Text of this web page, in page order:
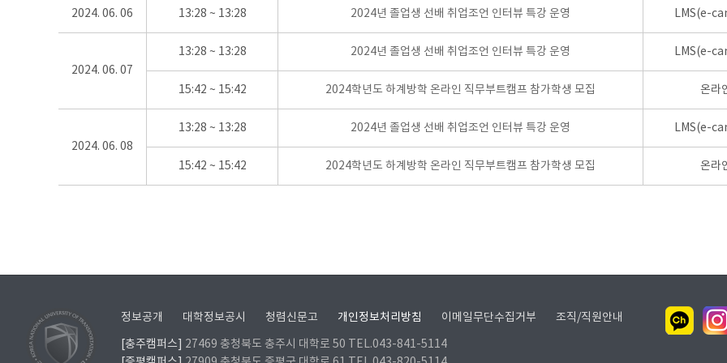
2024. 06. 06 13:28 ~ 13:28 2024년 졸업생 선배 취업조언 인터뷰 특강 운영 LMS(e-
2024. 06. 07
13:28 ~ 13:28 2024년 졸업생 선배 취업조언 인터뷰 특강 운영 LMS(e-
15:42 ~ 15:42 2024학년도 하계방학 온라인 직무부트캠프 참가학생 모집 온라
2024. 06. 08
13:28 ~ 13:28 2024년 졸업생 선배 취업조언 인터뷰 특강 운영 LMS(e-
15:42 ~ 15:42 2024학년도 하계방학 온라인 직무부트캠프 참가학생 모집 온라
정보공개 대학정보공시 청렴신문고 개인정보처리방침 이메일무단수집거부 조직/직원안내
[충주캠퍼스]
27469 충청북도 충주시 대학로 50 TEL.043-841-5114